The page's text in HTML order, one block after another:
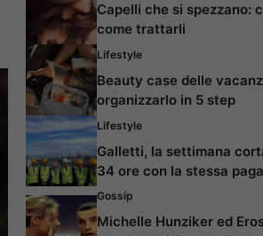
Capelli che si spezzano:
come trattarli
Lifestyle
Beauty case delle
organizzarlo in 5 step
Lifestyle
Galletti, la settimana
34 ore con la stessa paga
Gossip
Michelle Hunziker ed